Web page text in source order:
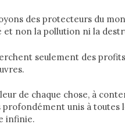
des protecteurs du
et non la pollution ni la
seulement des profits
de chaque chose, à
unis à toutes
infinie.